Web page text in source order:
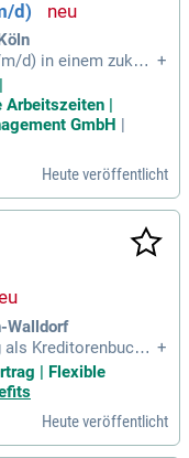
d)
d) in einem zukunf
wir mit SAP S/4H
neue Maßstäbe in
aktive Impu
zu setzen. Unterst
des Rechnungspro
Ansprechpartner fü
individuelle Lö
Handels- und Steu
+
|
GmbH
Heute veröffentlicht
Walldorf
Kreditorenbuchh
unbefristete Vollzei
der Kreditorenbuc
Ihr analytisches De
gefragt. Werden Si
+
| Flexible
Heute veröffentlicht